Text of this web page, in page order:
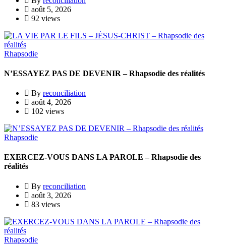
août 5, 2026
92 views
Rhapsodie
N’ESSAYEZ PAS DE DEVENIR – Rhapsodie des réalités
By reconciliation
août 4, 2026
102 views
Rhapsodie
EXERCEZ-VOUS DANS LA PAROLE – Rhapsodie des
réalités
By reconciliation
août 3, 2026
83 views
Rhapsodie